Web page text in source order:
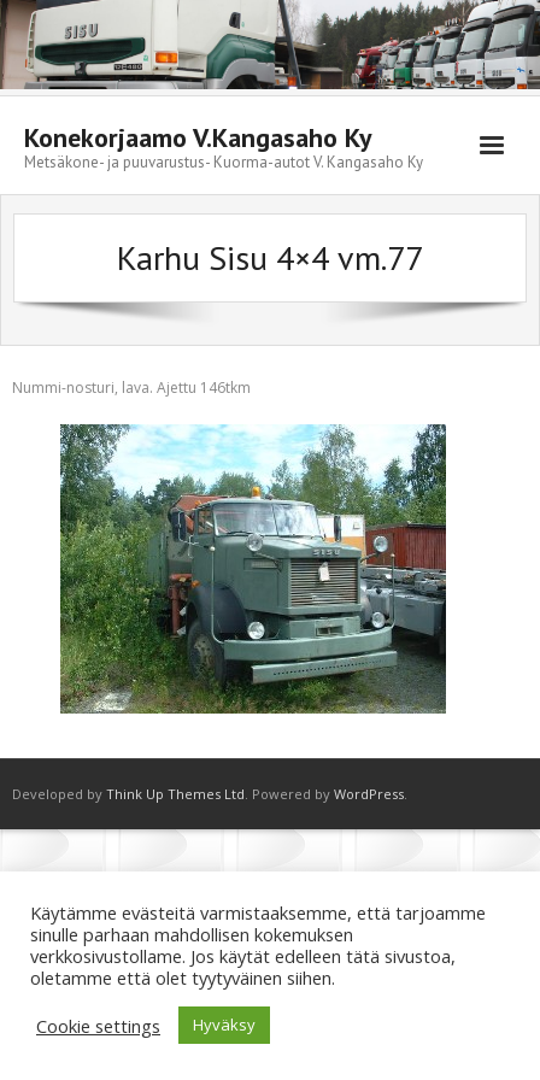
Skip
to
content
Konekorjaamo V.Kangasaho Ky
Metsäkone- ja puuvarustus- Kuorma-autot V. Kangasaho Ky
Karhu Sisu 4×4 vm.77
Nummi-nosturi, lava. Ajettu 146tkm
Developed by Think Up Themes Ltd. Powered by WordPress.
Käytämme evästeitä varmistaaksemme, että tarjoamme
sinulle parhaan mahdollisen kokemuksen
verkkosivustollame. Jos käytät edelleen tätä sivustoa,
oletamme että olet tyytyväinen siihen.
Cookie settings
Hyväksy